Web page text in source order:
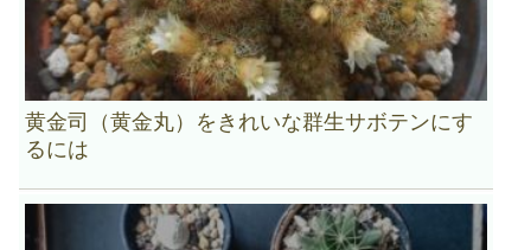
黄金司（黄金丸）をきれいな群生サボテンにす
るには